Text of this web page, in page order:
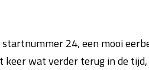
24, een mooi
wat verder terug in de